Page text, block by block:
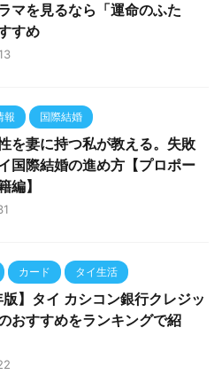
マを見るなら「運命のふた
すめ
報 国際結婚
を妻に持つ私が教える。失敗
国際結婚の進め方【プロポー
編】
カード タイ生活
版】タイ カシコン銀行クレジッ
おすすめをランキングで紹